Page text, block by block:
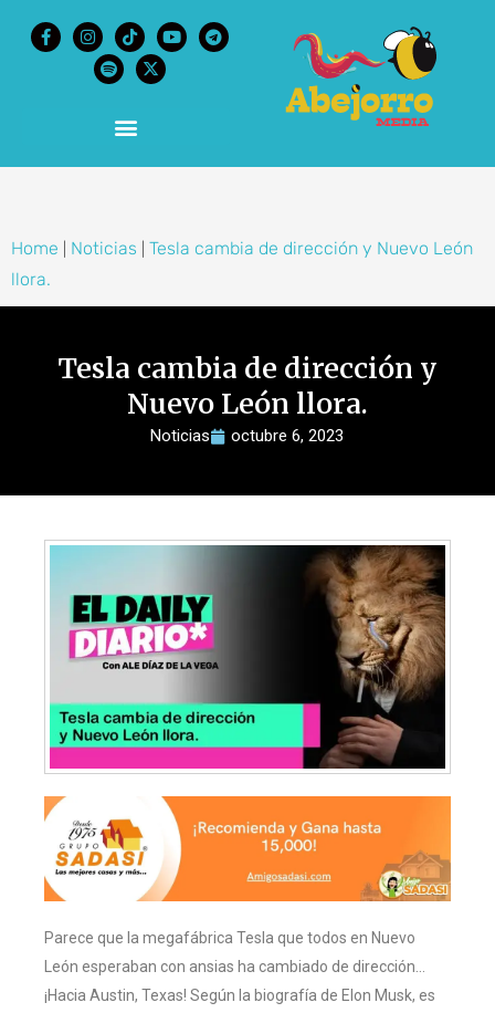
Home Noticias
Tesla cambia de dirección y Nuevo León
llora.
Tesla cambia de dirección y
Nuevo León llora.
Noticias octubre 6, 2023
Parece que la megafábrica Tesla que todos en Nuevo
León esperaban con ansias ha cambiado de dirección…
¡Hacia Austin, Texas! Según la biografía de Elon Musk, es